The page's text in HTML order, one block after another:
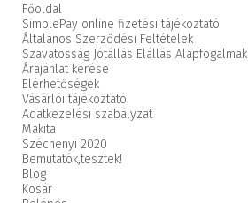
Főoldal
SimplePay online fizetési tájékoztató
Általános Szerződési Feltételek
Szavatosság Jótállás Elállás Alapfogalmak
Árajánlat kérése
Elérhetőségek
Vásárlói tájékoztató
Adatkezelési szabályzat
Makita
Széchenyi 2020
Bemutatók,tesztek!
Blog
Kosár